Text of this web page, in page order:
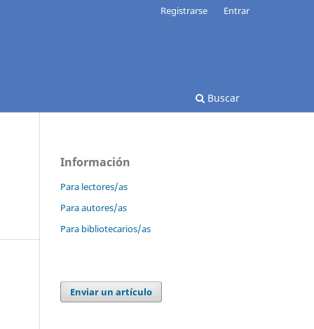
Buscar
Registrarse Entrar
Información
Para lectores/as
Para autores/as
Para bibliotecarios/as
Enviar un artículo